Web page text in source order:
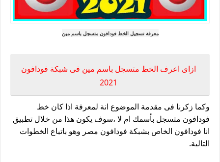
معرفة تسجيل الخط فودافون متسجل باسم مين
ازاى اعرف الخط متسجل باسم مين فى شبكة فودافون
2021
وكما زكرنا فى مقدمة الموضوع انة لمعرفة اذا كان خط
فودافون متسجل بأسمك ام لا ،سوف يكون هذا من خلال تطبيق
انا فودافون الخاص بشبكة فودافون مصر وهو باتباع الخطوات
التالية.